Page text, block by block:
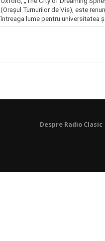
(Orașul Turnurilor de Vis), este
întreaga lume pentru universitatea
Despre Radio Clasic